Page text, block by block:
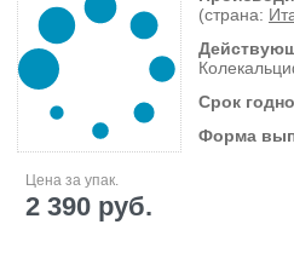
(страна:
Срок
Форма
Цена за упак.
2 390 руб.